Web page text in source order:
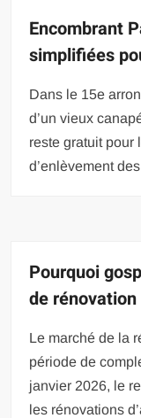
Encombrant
simplifiées
Dans le 15e
d’un vieux
reste gratuit pour
d’enlèvement
Pourquoi
de rénovation
Le marché de la
période de
janvier 2026, le
les rénovations